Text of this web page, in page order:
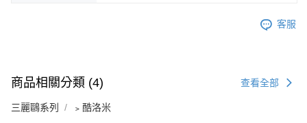
客服
商品相關分類 (4) 查看全部
三麗鷗系列 ﹥酷洛米